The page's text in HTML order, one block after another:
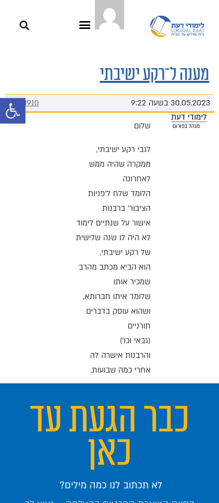
פתח
מענה ל־רקע ישיבתי
30.05.2023 בשעה 9:22
#10910
לימודי דעת
מנהל בפורום שלום
לגבי רקע ישיבתי,
ממקרה שהיה ממש
לאחרונה
הלומד שלח ל'פניות
הציבור' ברבנות
אישור על שנתיים לימוד
לא היה לו שנה שלישית
של רקע ישיבתי,
הוא הביא מכתב מהרב
שמכיר אותו
שלומד איתו חברותא,
ושהוא עוסק בדברים
תורניים
(גבאי וכו')
והרבנות אישרה לה
אחרי כמה שבועות.
כבר הגעת עד
כאן
לא תכתוב לנו כמה מילים?